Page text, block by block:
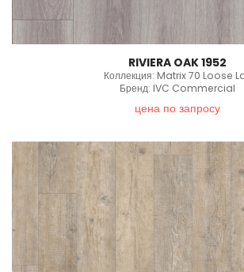
RIVIERA OAK 1952
Коллекция: Matrix 70 Loose
Бренд: IVC Commercial
цена по запросу